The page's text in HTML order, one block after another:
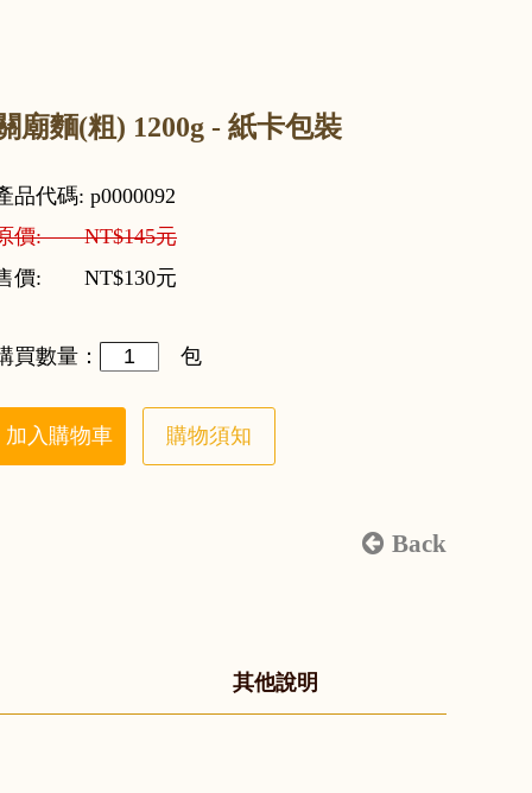
廟麵(粗) 1200g - 紙卡包裝
品代碼: p0000092
價: NT$145元
價: NT$130元
買數量： 包
加入購物車 購物須知
Back
其他說明